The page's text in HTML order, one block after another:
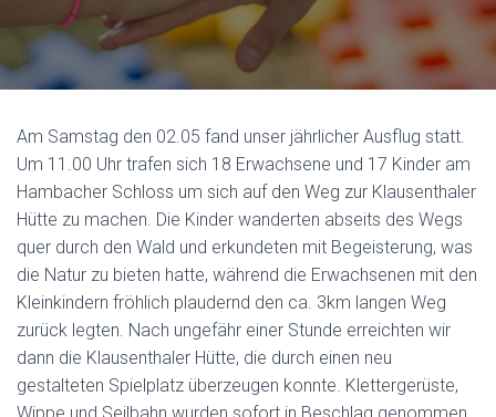
Am Samstag den 02.05 fand unser jährlicher Ausflug statt.
Um 11.00 Uhr trafen sich 18 Erwachsene und 17 Kinder am
Hambacher Schloss um sich auf den Weg zur Klausenthaler
Hütte zu machen. Die Kinder wanderten abseits des Wegs
quer durch den Wald und erkundeten mit Begeisterung, was
die Natur zu bieten hatte, während die Erwachsenen mit den
Kleinkindern fröhlich plaudernd den ca. 3km langen Weg
zurück legten. Nach ungefähr einer Stunde erreichten wir
dann die Klausenthaler Hütte, die durch einen neu
gestalteten Spielplatz überzeugen konnte. Klettergerüste,